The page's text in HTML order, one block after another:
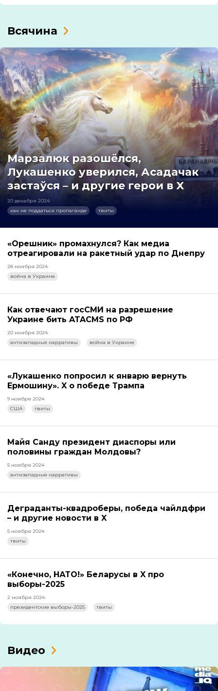
Всячина
Марзалюк разошёлся,
Лукашенко уверился, Асадачак
застаўся – и другие герои в X
20 декабря 2024
как не поддаться пропаганде
твиты
«Орешник» промахнулся? Как медиа
отреагировали на ракетный удар по Днепру
28 ноября 2024
война в Украине
Как отвечают госСМИ на разрешение
Украине бить ATACMS по РФ
20 ноября 2024
антизападные нарративы
война в Украине
«Лукашенко попросил к январю вернуть
Ермошину». X о победе Трампа
9 ноября 2024
США
твиты
Майя Санду президент диаспоры или
половины граждан Молдовы?
5 ноября 2024
антизападные нарративы
Деграданты-квадроберы, победа чайлдфри
– и другие новости в X
5 ноября 2024
твиты
«Конечно, НАТО!» Беларусы в X про
выборы-2025
2 ноября 2024
президентские выборы-2025
твиты
Видео